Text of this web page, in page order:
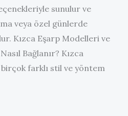
sunulur ve
veya özel günlerde
Kızca Eşarp Modelleri ve
Bağlanır? Kızca
farklı stil ve yöntem